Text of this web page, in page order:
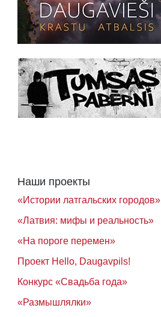
Наши проекты
«Истории латгальских городов»
«Латвия: мифы и реальность»
«На пороге перемен»
Проект Hello, Daugavpils!
Конкурс «Свадьба года»
«Размышлялки»